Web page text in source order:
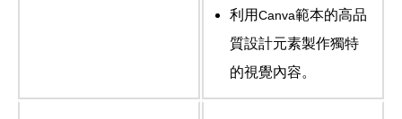
利用Canva範本的高品
質設計元素製作獨特
的視覺內容。